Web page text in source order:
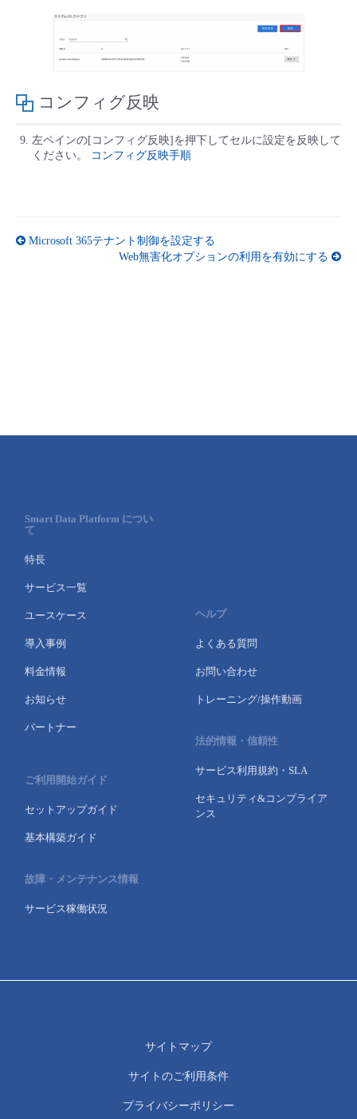
コンフィグ反映
左ペインの[コンフィグ反映]を押下してセルに設定を反映して
ください。
コンフィグ反映手順
Microsoft 365テナント制御を設定する
Web無害化オプションの利用を有効にする
Smart Data Platform につい
て
特長
サービス一覧
ユースケース
導入事例
料金情報
お知らせ
パートナー
ご利用開始ガイド
セットアップガイド
基本構築ガイド
故障・メンテナンス情報
サービス稼働状況
ヘルプ
よくある質問
お問い合わせ
トレーニング/操作動画
法的情報・信頼性
サービス利用規約・SLA
セキュリティ&コンプライア
ンス
サイトマップ
サイトのご利用条件
プライバシーポリシー